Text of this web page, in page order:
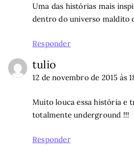
Uma das histórias mais
dentro do universo maldito
Responder
tulio
12 de novembro de 2015 às
Muito louca essa história e
totalmente underground !!!
Responder